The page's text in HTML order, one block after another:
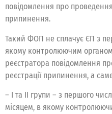
повідомлення про
припинення.
Такий ФОП не сплачує ЄП з
якому контролюючим
реєстратора повідомлення
реєстрації припинення, а
– І та ІІ групи – з першого
місяцем, в якому